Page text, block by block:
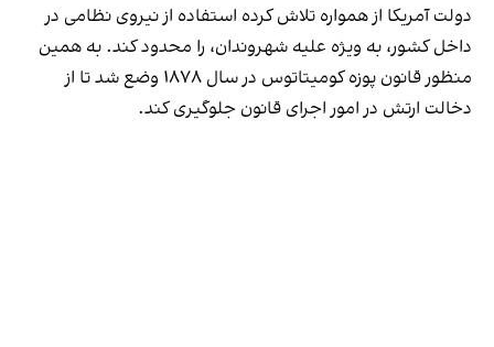
دولت آمریکا از همواره تلاش کرده استفاده از نیروی نظامی در
داخل کشور، به ویژه علیه شهروندان، را محدود کند. به همین
منظور قانون پوزه کومیتاتوس در سال ۱۸۷۸ وضع شد تا از
دخالت ارتش در امور اجرای قانون جلوگیری کند.